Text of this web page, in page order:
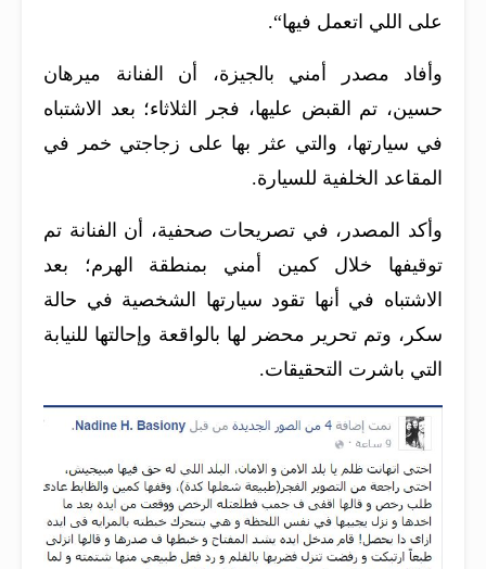
على اللي اتعمل فيها“.
وأفاد مصدر أمني بالجيزة، أن الفنانة ميرهان
حسين، تم القبض عليها، فجر الثلاثاء؛ بعد الاشتباه
في سيارتها، والتي عثر بها على زجاجتي خمر في
المقاعد الخلفية للسيارة.
وأكد المصدر، في تصريحات صحفية، أن الفنانة تم
توقيفها خلال كمين أمني بمنطقة الهرم؛ بعد
الاشتباه في أنها تقود سيارتها الشخصية في حالة
سكر، وتم تحرير محضر لها بالواقعة وإحالتها للنيابة
التي باشرت التحقيقات.